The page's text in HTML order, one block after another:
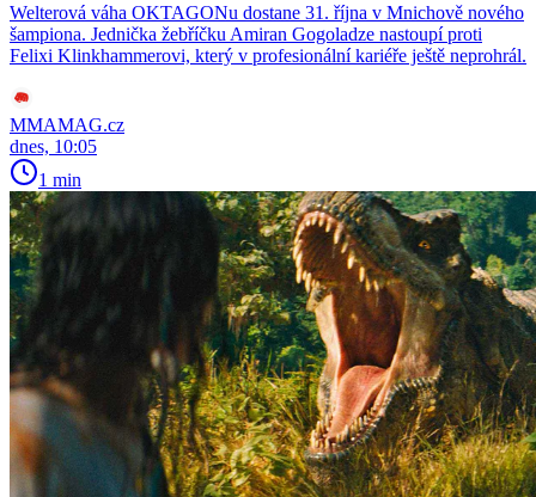
Welterová váha OKTAGONu dostane 31. října v Mnichově nového
šampiona. Jednička žebříčku Amiran Gogoladze nastoupí proti
Felixi Klinkhammerovi, který v profesionální kariéře ještě neprohrál.
MMAMAG.cz
dnes, 10:05
1 min